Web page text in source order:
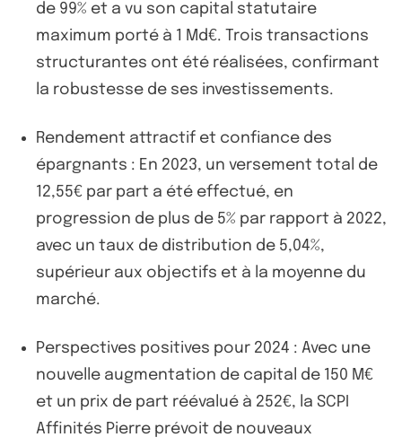
de 99% et a vu son capital statutaire
maximum porté à 1 Md€. Trois transactions
structurantes ont été réalisées, confirmant
la robustesse de ses investissements.
Rendement attractif et confiance des
épargnants : En 2023, un versement total de
12,55€ par part a été effectué, en
progression de plus de 5% par rapport à 2022,
avec un taux de distribution de 5,04%,
supérieur aux objectifs et à la moyenne du
marché.
Perspectives positives pour 2024 : Avec une
nouvelle augmentation de capital de 150 M€
et un prix de part réévalué à 252€, la SCPI
Affinités Pierre prévoit de nouveaux